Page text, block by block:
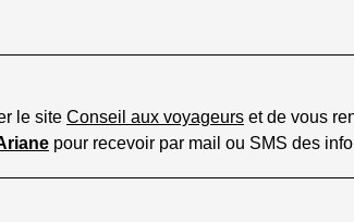
le site Conseil aux voyageurs et de vous
pour recevoir par mail ou SMS des